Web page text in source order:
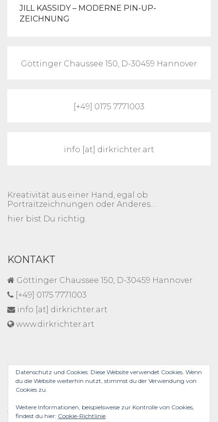
JILL KASSIDY – MODERNE PIN-UP-
ZEICHNUNG
Göttinger Chaussee 150, D-30459 Hannover
[+49] 0175 7771003
info [at] dirkrichter.art
Kreativität aus einer Hand, egal ob
Portraitzeichnungen oder Anderes…
hier bist Du richtig.
KONTAKT
Göttinger Chaussee 150, D-30459 Hannover
[+49] 0175 7771003
info [at] dirkrichter.art
www.dirkrichter.art
DATENSCHUTZ
IMPRESSUM
AGB
Datenschutz und Cookies: Diese Website verwendet Cookies. Wenn
du die Website weiterhin nutzt, stimmst du der Verwendung von
Cookies zu.
Weitere Informationen, beispielsweise zur Kontrolle von Cookies,
findest du hier: Cookie-Richtlinie